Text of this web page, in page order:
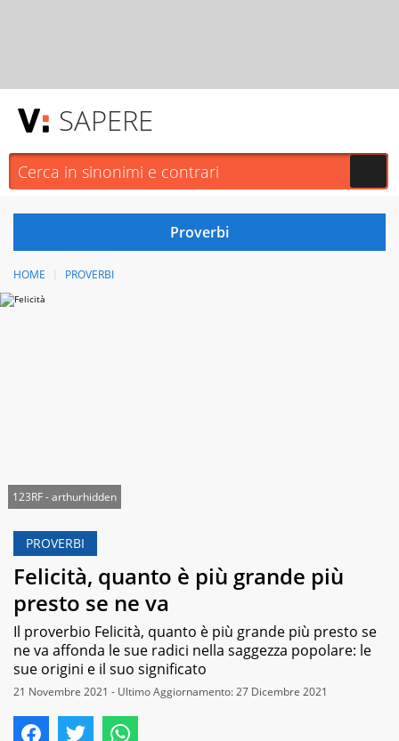
SAPERE
HOME PROVERBI
123RF - arthurhidden
PROVERBI
Felicità, quanto è più grande più
presto se ne va
Il proverbio Felicità, quanto è più grande più presto se
ne va affonda le sue radici nella saggezza popolare: le
sue origini e il suo significato
21 Novembre 2021 - Ultimo Aggiornamento: 27 Dicembre 2021